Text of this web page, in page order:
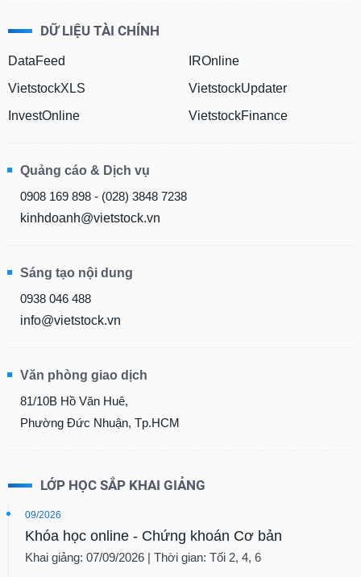
DỮ LIỆU TÀI CHÍNH
DataFeed
VietstockXLS
InvestOnline
IROnline
VietstockUpdater
VietstockFinance
Quảng cáo & Dịch vụ
0908 169 898 - (028) 3848 7238
kinhdoanh@vietstock.vn
Sáng tạo nội dung
0938 046 488
info@vietstock.vn
Văn phòng giao dịch
81/10B Hồ Văn Huê,
Phường Đức Nhuận, Tp.HCM
LỚP HỌC SẮP KHAI GIẢNG
09/2026
Khóa học online - Chứng khoán Cơ bản
Khai giảng: 07/09/2026 | Thời gian: Tối 2, 4, 6